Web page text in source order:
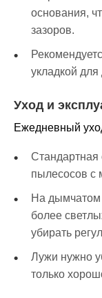
основания,
зазоров.
укладкой
Уход и
Ежедневный
Стандартная
пылесосов с
На дымчатом
более
убирать
Лужи нужно
только